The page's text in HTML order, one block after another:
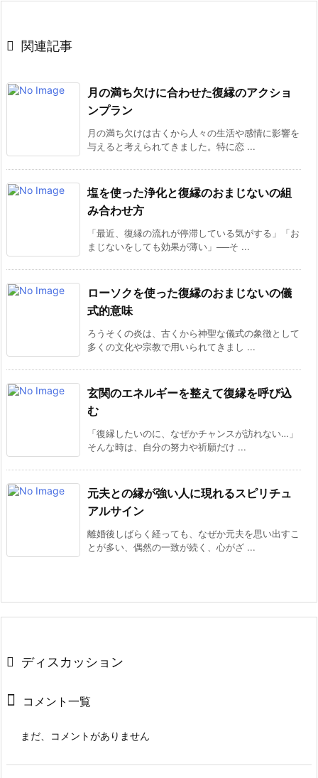
 関連記事
月の満ち欠けに合わせた復縁のアクショ
ンプラン
月の満ち欠けは古くから人々の生活や感情に影響を
与えると考えられてきました。特に恋 ...
塩を使った浄化と復縁のおまじないの組
み合わせ方
「最近、復縁の流れが停滞している気がする」「お
まじないをしても効果が薄い」──そ ...
ローソクを使った復縁のおまじないの儀
式的意味
ろうそくの炎は、古くから神聖な儀式の象徴として
多くの文化や宗教で用いられてきまし ...
玄関のエネルギーを整えて復縁を呼び込
む
「復縁したいのに、なぜかチャンスが訪れない…」
そんな時は、自分の努力や祈願だけ ...
元夫との縁が強い人に現れるスピリチュ
アルサイン
離婚後しばらく経っても、なぜか元夫を思い出すこ
とが多い、偶然の一致が続く、心がざ ...
ディスカッション
コメント一覧
まだ、コメントがありません